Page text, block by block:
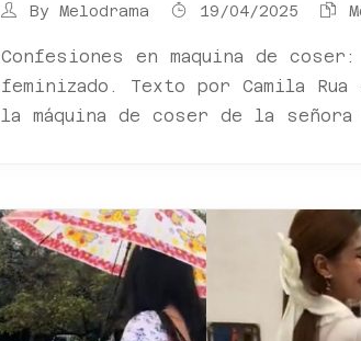
By Melodrama 19/04/2025
Confesiones en maquina de
feminizado. Texto por Camila Rua
la máquina de coser de la